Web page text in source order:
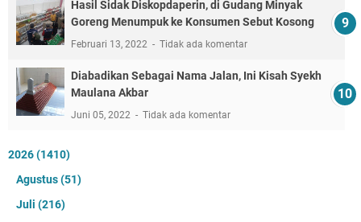
Hasil Sidak Diskopdaperin, di Gudang Minyak
Goreng Menumpuk ke Konsumen Sebut Kosong
Februari 13, 2022 Tidak ada komentar
Diabadikan Sebagai Nama Jalan, Ini Kisah Syekh
Maulana Akbar
Juni 05, 2022 Tidak ada komentar
2026(1410)
Agustus(51)
Juli (216)